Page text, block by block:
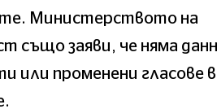
Министерството на
също заяви, че няма
или променени гласове в